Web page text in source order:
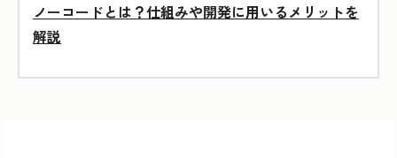
ノーコードとは？仕組みや開発に用いるメリットを
解説